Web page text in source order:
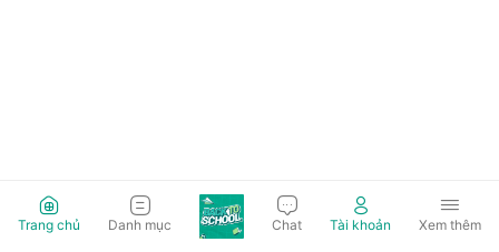
Trang chủ Danh mục Chat Tài khoản Xem thêm